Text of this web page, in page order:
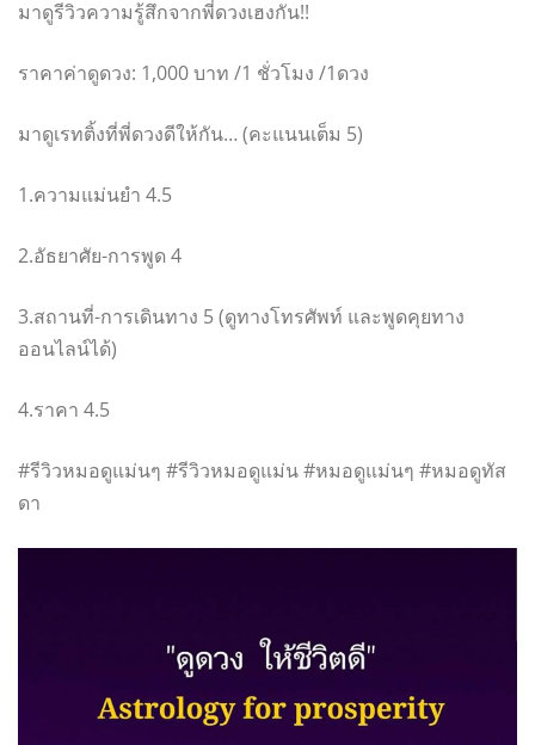
มาดูรีวิวความรู้สึกจากพี่ดวงเฮงกัน!!
ราคาค่าดูดวง: 1,000 บาท /1 ชั่วโมง /1ดวง
มาดูเรทติ้งที่พี่ดวงดีให้กัน… (คะแนนเต็ม 5)
1.ความแม่นยำ 4.5
2.อัธยาศัย-การพูด 4
3.สถานที่-การเดินทาง 5 (ดูทางโทรศัพท์ และพูดคุยทาง
ออนไลน์ได้)
4.ราคา 4.5
#รีวิวหมอดูแม่นๆ #รีวิวหมอดูแม่น #หมอดูแม่นๆ #หมอดูทัส
ดา